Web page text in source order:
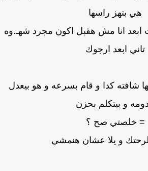
هي بتهز راسها
انا مش هقبل اكون مجرد شهـ.وه
ابعد ارجوك
كدا و قام بسرعه و هو بيعدل
و بيتكلم بحزن
خلصتي صح ؟
و يلا عشان هنمشي